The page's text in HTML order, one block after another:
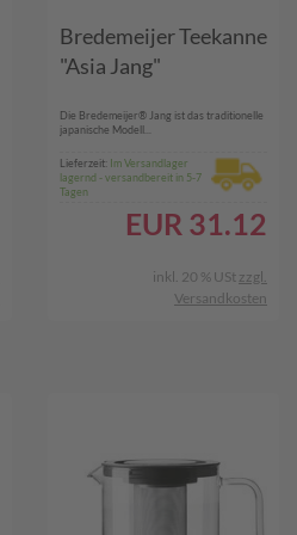
Bredemeijer Teekanne
"Asia Jang"
Die Bredemeijer® Jang ist das traditionelle
japanische Modell...
Lieferzeit: Im Versandlager
lagernd - versandbereit in 5-7
Tagen
EUR 31.12
inkl. 20 % USt zzgl.
Versandkosten